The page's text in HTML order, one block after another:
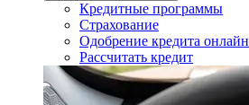
Кредитные программы
Страхование
Одобрение кредита онлайн
Рассчитать кредит